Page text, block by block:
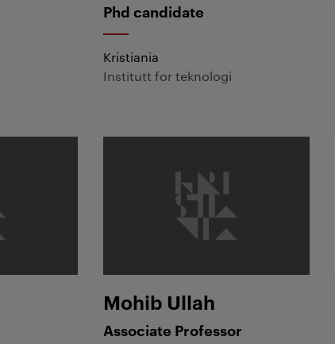
Phd candidate
Kristiania
Institutt for teknologi
Mohib Ullah
Associate Professor